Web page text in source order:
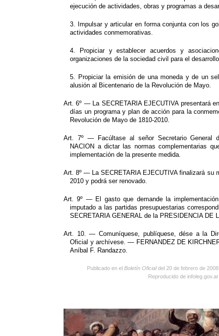
ejecución de actividades, obras y programas a
3. Impulsar y articular en forma conjunta con los
actividades conmemorativas.
4. Propiciar y establecer acuerdos y
organizaciones de la sociedad civil para el
5. Propiciar la emisión de una moneda y de un
alusión al Bicentenario de la Revolución de Mayo.
Art. 6º — La SECRETARIA EJECUTIVA presentará
días un programa y plan de acción para la
Revolución de Mayo de 1810-2010.
Art. 7º — Facúltase al señor Secretario General
NACION a dictar las normas complementarias
implementación de la presente medida.
Art. 8º — La SECRETARIA EJECUTIVA finalizará su
2010 y podrá ser renovado.
Art. 9º — El gasto que demande la
imputado a las partidas presupuestarias
SECRETARIA GENERAL de la PRESIDENCIA DE
Art. 10. — Comuníquese, publíquese, dése a la
Oficial y archívese. — FERNANDEZ DE
Aníbal F. Randazzo.
Publicado en el Boletín Oficialdel 20 de febrero de
Reproducido de infoleg.gov.ar